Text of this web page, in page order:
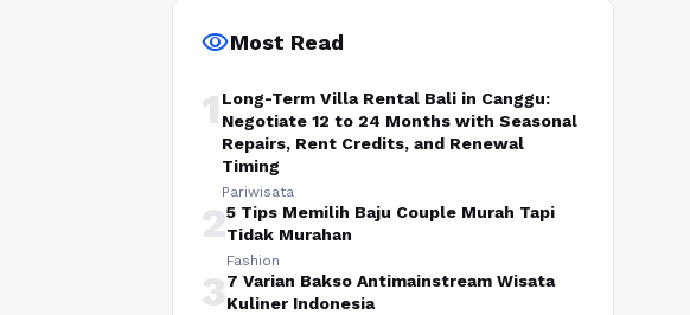
visibilityMost Read
1 Long-Term Villa Rental Bali in Canggu:
Negotiate 12 to 24 Months with Seasonal
Repairs, Rent Credits, and Renewal
Timing
Pariwisata
25 Tips Memilih Baju Couple Murah Tapi
Tidak Murahan
Fashion
37 Varian Bakso Antimainstream Wisata
Kuliner Indonesia